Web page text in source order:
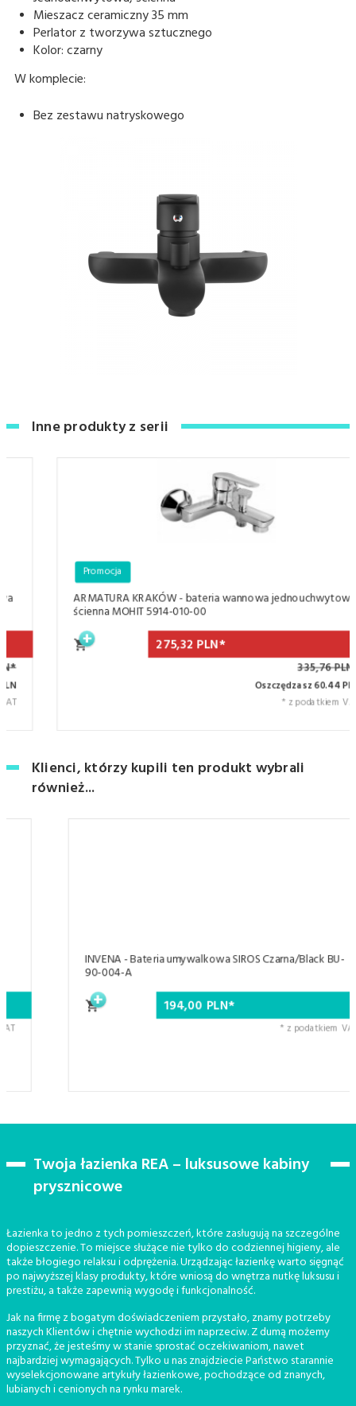
Mieszacz ceramiczny 35 mm
Perlator z tworzywa sztucznego
Kolor: czarny
W komplecie:
Bez zestawu natryskowego
Inne produkty z serii
ARMATURA KRAKÓW - bateria wannowa jednouchwytowa
ścienna MOHIT 5914-010-00
Promocja
PLN*
335,76 PLN*
Oszczędzasz 60.44 PLN
* z podatkiem VAT
Klienci, którzy kupili ten produkt wybrali
również...
INVENA - Bateria umywalkowa SIROS Czarna/Black BU-
90-004-A
PLN*
* z podatkiem VAT
Twoja łazienka REA – luksusowe kabiny
prysznicowe
Łazienka to jedno z tych pomieszczeń, które zasługują na szczególne
dopieszczenie. To miejsce służące nie tylko do codziennej higieny, ale
także błogiego relaksu i odprężenia. Urządzając łazienkę warto sięgnąć
po najwyższej klasy produkty, które wniosą do wnętrza nutkę luksusu i
prestiżu, a także zapewnią wygodę i funkcjonalność.
Jak na firmę z bogatym doświadczeniem przystało, znamy potrzeby
naszych Klientów i chętnie wychodzi im naprzeciw. Z dumą możemy
przyznać, że jesteśmy w stanie sprostać oczekiwaniom, nawet
najbardziej wymagających. Tylko u nas znajdziecie Państwo starannie
wyselekcjonowane artykuły łazienkowe, pochodzące od znanych,
lubianych i cenionych na rynku marek.